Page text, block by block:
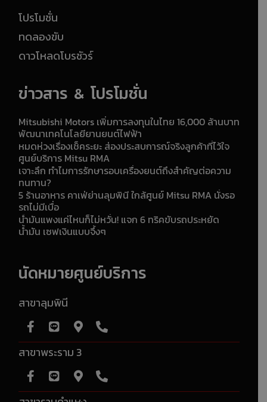
โปรโมชั่น
ทดลองขับ
ดาวโหลดโบรชัวร์
ข่าวสาร & โปรโมชั่น
Mitsubishi Motors เพิ่มการลงทุนในไทย 16,000 ล้านบาท
พัฒนาเทคโนโลยียานยนต์ไฟฟ้า
หมดห่วงเรื่องเช็คระยะ ส่องประสบการณ์จริงลูกค้าที่ไว้ใจ
ศูนย์บริการ Mitsu RMA
เจาะลึก ทำไมการรักษารอบเครื่องยนต์ถึงสำคัญต่อความ
ทนทาน?
5 ร้านอาหาร คาเฟ่ย่านลุมพินี ใกล้ศูนย์ Mitsu RMA นั่งรอ
รถไม่มีเบื่อ
น้ำมันแพงแค่ไหนก็ไม่หวั่น! แจก 6 ทริคขับรถประหยัด
น้ำมัน เซฟเงินแบบจึ้งๆ
นัดหมายศูนย์บริการ
สาขาลุมพินี
สาขาพระราม 3